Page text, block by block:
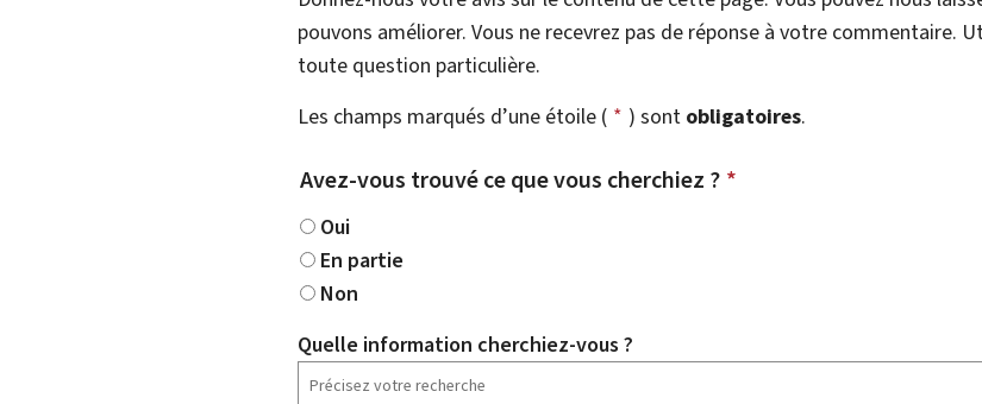
pouvons améliorer. Vous ne recevrez pas de réponse à votre commentaire.
toute question particulière.
Les champs marqués d’une étoile ( * ) sont obligatoires.
Avez-vous trouvé ce que vous cherchiez ? *
Oui
En partie
Non
Quelle information cherchiez-vous ?